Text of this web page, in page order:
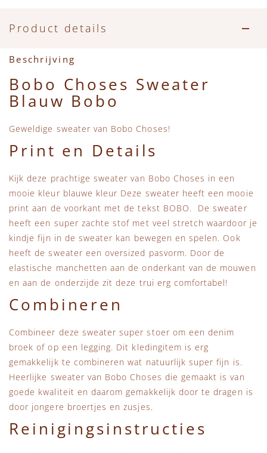
Zwemkleding
Feestkleding
Beren, Speendoekjes en Knuffeldoekjes
Verzorgingsproducten
Beren
Mini Rodini
+1 in the family
New Balance
Piupiuchick
Sproet & Sprout
Tiny Cottons
Product details
Beschrijving
Bobo Choses Sweater
Blauw Bobo
Geweldige sweater van Bobo Choses!
Print en Details
Kijk deze prachtige sweater van Bobo Choses in een
mooie kleur blauwe kleur Deze sweater heeft een mooie
print aan de voorkant met de tekst BOBO. De sweater
heeft een super zachte stof met veel stretch waardoor je
kindje fijn in de sweater kan bewegen en spelen. Ook
heeft de sweater een oversized pasvorm. Door de
elastische manchetten aan de onderkant van de mouwen
en aan de onderzijde zit deze trui erg comfortabel!
Combineren
Combineer deze sweater super stoer om een denim
broek of op een legging. Dit kledingitem is erg
gemakkelijk te combineren wat natuurlijk super fijn is.
Heerlijke sweater van Bobo Choses die gemaakt is van
goede kwaliteit en daarom gemakkelijk door te dragen is
door jongere broertjes en zusjes.
Reinigingsinstructies